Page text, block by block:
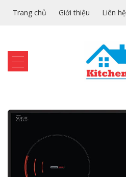
Trang chủ Giới thiệu Liên hệ